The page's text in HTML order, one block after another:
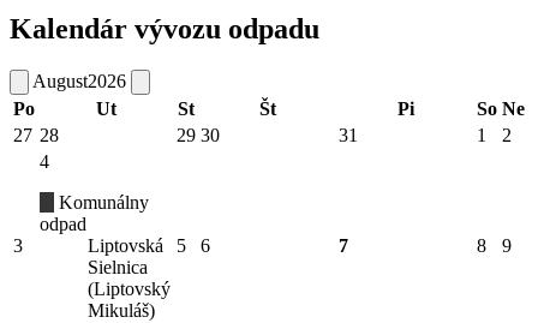
Kalendár vývozu odpadu
August2026
Po
Ut St Št Pi So Ne
27 28 29 30 31 1 2
3
4
Komunálny
odpad
Liptovská
Sielnica
(Liptovský
Mikuláš)
5 6 7 8 9